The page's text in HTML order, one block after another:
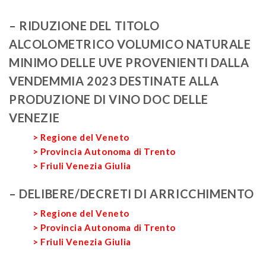
– RIDUZIONE DEL TITOLO
ALCOLOMETRICO VOLUMICO NATURALE
MINIMO DELLE UVE PROVENIENTI DALLA
VENDEMMIA 2023 DESTINATE ALLA
PRODUZIONE DI VINO DOC DELLE
VENEZIE
> Regione del Veneto
> Provincia Autonoma di Trento
> Friuli Venezia Giulia
– DELIBERE/DECRETI DI ARRICCHIMENTO
> Regione del Veneto
> Provincia Autonoma di Trento
> Friuli Venezia Giulia